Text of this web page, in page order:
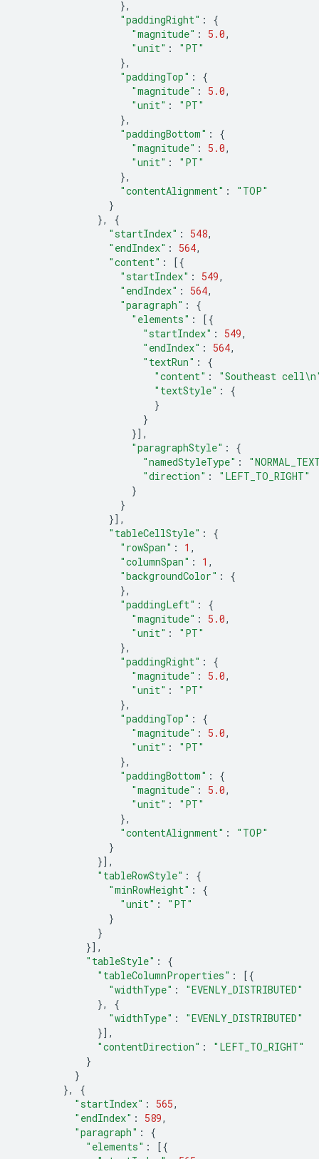
},
"paddingRight" :
{
"magnitude" : 5.0,
"unit" :
"PT"
},
"paddingTop" :
{
"magnitude" : 5.0,
"unit" :
"PT"
},
"paddingBottom" :
{
"magnitude" : 5.0,
"unit" :
"PT"
},
"contentAlignment" :
"TOP"
}
},
{
"startIndex" : 548,
"endIndex" : 564,
"content" :
[{
"startIndex" : 549,
"endIndex" : 564,
"paragraph" :
{
"elements" :
[{
"startIndex" : 549,
"endIndex" : 564,
"textRun" :
{
"content" : "Southeast cell\n
"textStyle" :
{
}
}
}],
"paragraphStyle" :
{
"namedStyleType" :
"direction" :
"LEFT_TO_RIGHT"
}
}
}],
"tableCellStyle" :
{
"rowSpan" : 1 ,
"columnSpan" : 1 ,
"backgroundColor" :
{
},
"paddingLeft" :
{
"magnitude" : 5.0,
"unit" :
"PT"
},
"paddingRight" :
{
"magnitude" : 5.0,
"unit" :
"PT"
},
"paddingTop" :
{
"magnitude" : 5.0,
"unit" :
"PT"
},
"paddingBottom" :
{
"magnitude" : 5.0,
"unit" :
"PT"
},
"contentAlignment" :
"TOP"
}
}],
"tableRowStyle" :
{
"minRowHeight" :
{
"unit" :
"PT"
}
}
}],
"tableStyle" :
{
"tableColumnProperties" :
[{
"widthType" :
"EVENLY_DISTRIBUTED"
},
{
"widthType" :
"EVENLY_DISTRIBUTED"
}],
"contentDirection" :
"LEFT_TO_RIGHT"
}
}
},
{
"startIndex" : 565,
"endIndex" : 589,
"paragraph" :
{
"elements" :
[{